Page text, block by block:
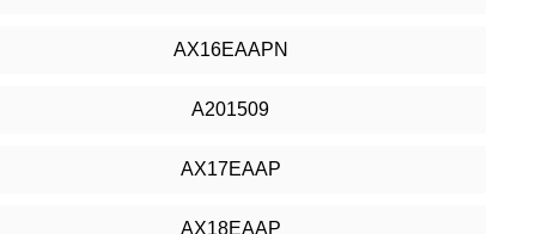
AX16EAAPN
A201509
AX17EAAP
AX18EAAP